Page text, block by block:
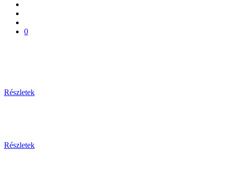
0
Részletek
Részletek